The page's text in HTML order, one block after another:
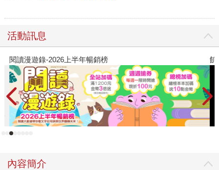
活動訊息
閱讀漫遊錄-2026上半年暢銷榜 飢
內容簡介